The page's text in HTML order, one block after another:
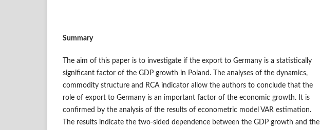
Summary
The aim of this paper is to investigate if the export to Germany is a statistically
significant factor of the GDP growth in Poland. The analyses of the dynamics,
commodity structure and RCA indicator allow the authors to conclude that the
role of export to Germany is an important factor of the economic growth. It is
confirmed by the analysis of the results of econometric model VAR estimation.
The results indicate the two-sided dependence between the GDP growth and the